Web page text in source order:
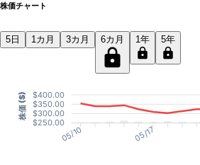
株価チャート
5日 1カ月 3カ月 6カ月 1年 5年
$400.00
$350.00
$300.00
$250.00
株価 ($)
05/10 05/17